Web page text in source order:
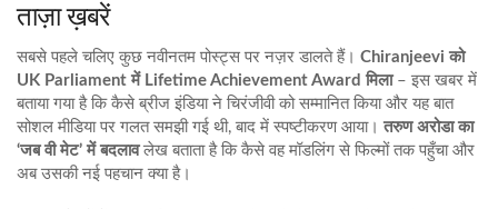
ताज़ा ख़बरें
सबसे पहले चलिए कुछ नवीनतम पोस्ट्स पर नज़र डालते हैं। Chiranjeevi को
UK Parliament में Lifetime Achievement Award मिला– इस खबर में
बताया गया है कि कैसे ब्रीज इंडिया ने चिरंजीवी को सम्मानित किया और यह बात
सोशल मीडिया पर गलत समझी गई थी, बाद में स्पष्टीकरण आया। तरुण अरोडा का
‘जब वी मेट’ में बदलावलेख बताता है कि कैसे वह मॉडलिंग से फिल्मों तक पहुँचा और
अब उसकी नई पहचान क्या है।